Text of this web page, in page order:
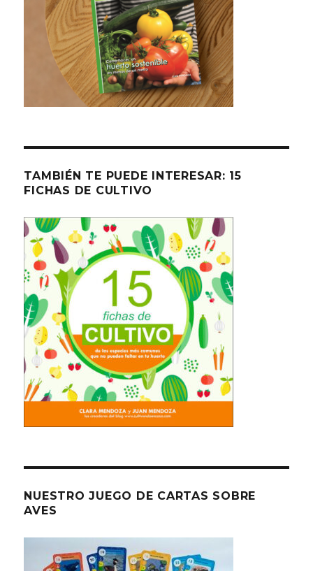
TAMBIÉN TE PUEDE INTERESAR: 15
FICHAS DE CULTIVO
NUESTRO JUEGO DE CARTAS SOBRE
AVES